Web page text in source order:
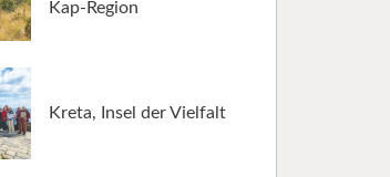
Kap-Region
Kreta, Insel der Vielfalt